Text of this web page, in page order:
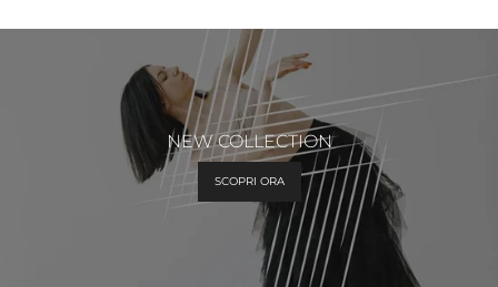
NEW COLLECTION
SCOPRI ORA